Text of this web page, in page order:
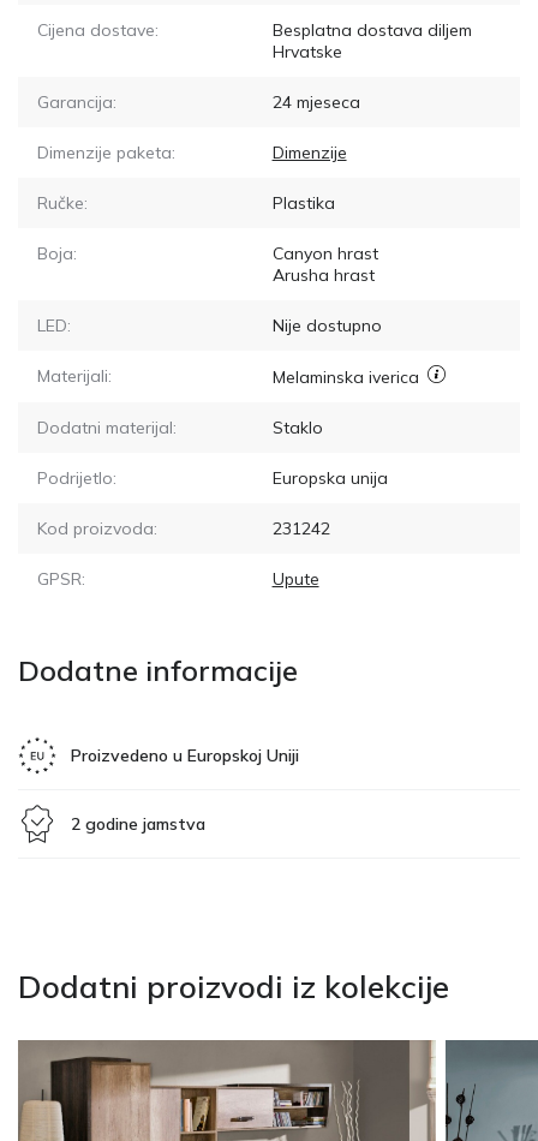
Cijena dostave:
Besplatna dostava diljem
Hrvatske
Garancija: 24 mjeseca
Dimenzije paketa: Dimenzije
Ručke: Plastika
Boja:
Canyon hrast
Arusha hrast
LED: Nije dostupno
Materijali: Melaminska iverica
Dodatni materijal: Staklo
Podrijetlo: Europska unija
Kod proizvoda: 231242
GPSR: Upute
Dodatne informacije
Proizvedeno u Europskoj Uniji
2 godine jamstva
Dodatni proizvodi iz kolekcije